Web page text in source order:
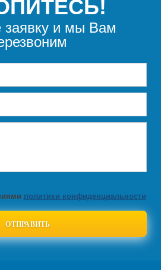
заявку и мы Вам
политики конфиденциальности